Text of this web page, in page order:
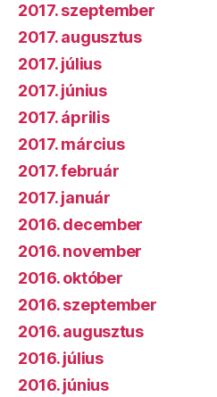
2017. szeptember
2017. augusztus
2017. július
2017. június
2017. április
2017. március
2017. február
2017. január
2016. december
2016. november
2016. október
2016. szeptember
2016. augusztus
2016. július
2016. június